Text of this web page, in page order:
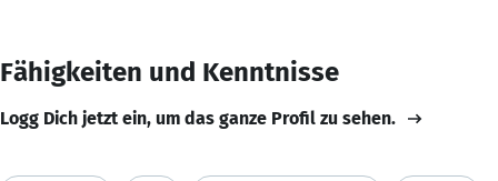
Fähigkeiten und Kenntnisse
Logg Dich jetzt ein, um das ganze Profil zu sehen.